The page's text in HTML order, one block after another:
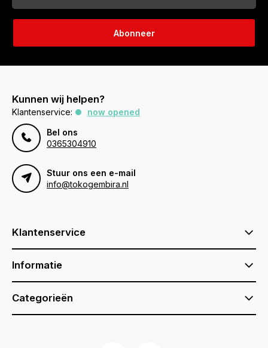
Abonneer
Kunnen wij helpen?
Klantenservice:
now opened
Bel ons
0365304910
Stuur ons een e-mail
info@tokogembira.nl
Klantenservice
Informatie
Categorieën